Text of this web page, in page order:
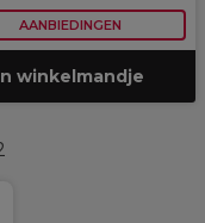
AANBIEDINGEN
winkelmandje